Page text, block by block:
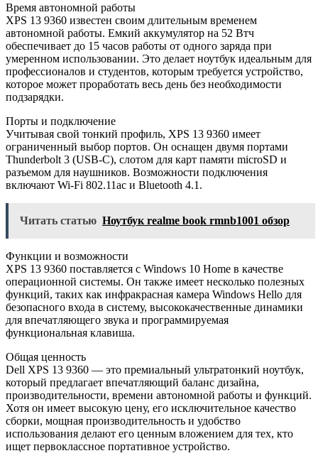
Время автономной работы
XPS 13 9360 известен своим длительным временем
автономной работы. Емкий аккумулятор на 52 Втч
обеспечивает до 15 часов работы от одного заряда при
умеренном использовании. Это делает ноутбук идеальным для
профессионалов и студентов, которым требуется устройство,
которое может проработать весь день без необходимости
подзарядки.
Порты и подключение
Учитывая свой тонкий профиль, XPS 13 9360 имеет
ограниченный выбор портов. Он оснащен двумя портами
Thunderbolt 3 (USB-C), слотом для карт памяти microSD и
разъемом для наушников. Возможности подключения
включают Wi-Fi 802.11ac и Bluetooth 4.1.
Читать статью Ноутбук realme book rmnb1001 обзор
Функции и возможности
XPS 13 9360 поставляется с Windows 10 Home в качестве
операционной системы. Он также имеет несколько полезных
функций, таких как инфракрасная камера Windows Hello для
безопасного входа в систему, высококачественные динамики
для впечатляющего звука и программируемая
функциональная клавиша.
Общая ценность
Dell XPS 13 9360 — это премиальный ультратонкий ноутбук,
который предлагает впечатляющий баланс дизайна,
производительности, времени автономной работы и функций.
Хотя он имеет высокую цену, его исключительное качество
сборки, мощная производительность и удобство
использования делают его ценным вложением для тех, кто
ищет первоклассное портативное устройство.